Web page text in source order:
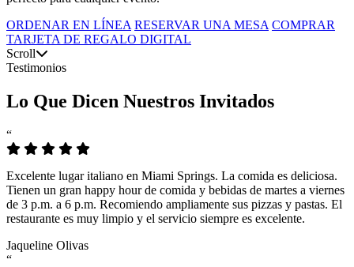
ORDENAR EN LÍNEA RESERVAR UNA MESA COMPRAR
TARJETA DE REGALO DIGITAL
Scroll
Testimonios
Lo Que Dicen Nuestros Invitados
“
Excelente lugar italiano en Miami Springs. La comida es deliciosa.
Tienen un gran happy hour de comida y bebidas de martes a viernes
de 3 p.m. a 6 p.m. Recomiendo ampliamente sus pizzas y pastas. El
restaurante es muy limpio y el servicio siempre es excelente.
Jaqueline Olivas
“